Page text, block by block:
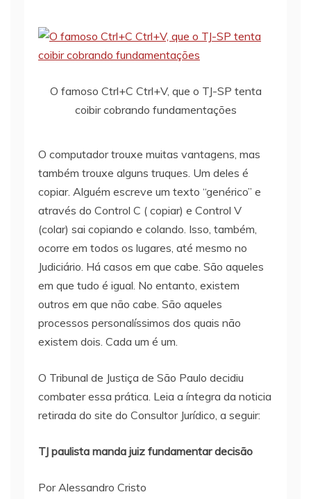
O famoso Ctrl+C Ctrl+V, que o TJ-SP tenta
coibir cobrando fundamentações
O computador trouxe muitas vantagens, mas
também trouxe alguns truques. Um deles é
copiar. Alguém escreve um texto “genérico” e
através do Control C ( copiar) e Control V
(colar) sai copiando e colando. Isso, também,
ocorre em todos os lugares, até mesmo no
Judiciário. Há casos em que cabe. São aqueles
em que tudo é igual. No entanto, existem
outros em que não cabe. São aqueles
processos personalíssimos dos quais não
existem dois. Cada um é um.
O Tribunal de Justiça de São Paulo decidiu
combater essa prática. Leia a íntegra da noticia
retirada do site do Consultor Jurídico, a seguir:
TJ paulista manda juiz fundamentar decisão
Por Alessandro Cristo